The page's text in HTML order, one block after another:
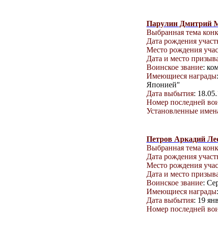
Парулин Дмитрий
Выбранная тема
Дата рождения
Место рождения
Дата и место
Воинское звание:
Имеющиеся награды
Японией"
Дата выбытия:
Номер последней
Установленные
Петров Аркадий
Выбранная тема
Дата рождения
Место рождения
Дата и место
Воинское звание:
Имеющиеся награды
Дата выбытия: 19
Номер последней